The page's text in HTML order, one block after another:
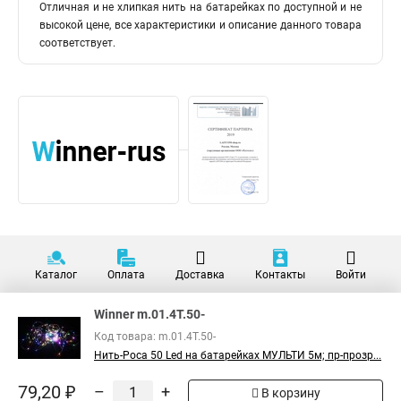
Отличная и не хлипкая нить на батарейках по доступной и не
высокой цене, все характеристики и описание данного товара
соответствует.
Каталог Оплата Доставка Контакты Войти
Winner m.01.4T.50-
Код товара: m.01.4T.50-
Нить-Роса 50 Led на батарейках МУЛЬТИ 5м; пр-прозр...
79,20 ₽ – + В корзину